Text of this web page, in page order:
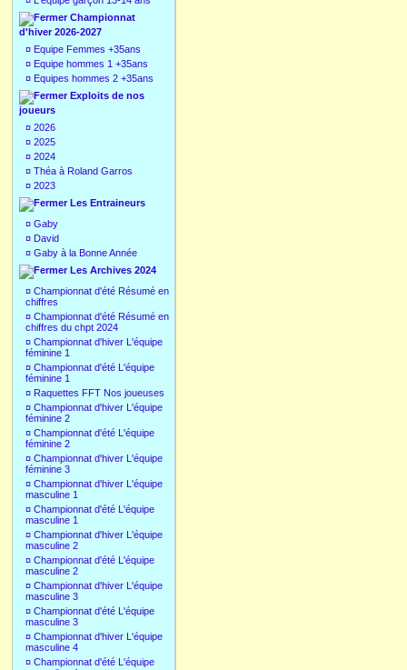
Championnat
d'hiver 2026-2027
¤ Equipe Femmes +35ans
¤ Equipe hommes 1 +35ans
¤ Equipes hommes 2 +35ans
Exploits de nos
joueurs
¤ 2026
¤ 2025
¤ 2024
¤ Théa à Roland Garros
¤ 2023
Les Entraineurs
¤ Gaby
¤ David
¤ Gaby à la Bonne Année
Les Archives 2024
¤ Championnat d'été Résumé en
chiffres
¤ Championnat d'été Résumé en
chiffres du chpt 2024
¤ Championnat d'hiver L'équipe
féminine 1
¤ Championnat d'été L'équipe
féminine 1
¤ Raquettes FFT Nos joueuses
¤ Championnat d'hiver L'équipe
féminine 2
¤ Championnat d'été L'équipe
féminine 2
¤ Championnat d'hiver L'équipe
féminine 3
¤ Championnat d'hiver L'équipe
masculine 1
¤ Championnat d'été L'équipe
masculine 1
¤ Championnat d'hiver L'équipe
masculine 2
¤ Championnat d'été L'équipe
masculine 2
¤ Championnat d'hiver L'équipe
masculine 3
¤ Championnat d'été L'équipe
masculine 3
¤ Championnat d'hiver L'équipe
masculine 4
¤ Championnat d'été L'équipe